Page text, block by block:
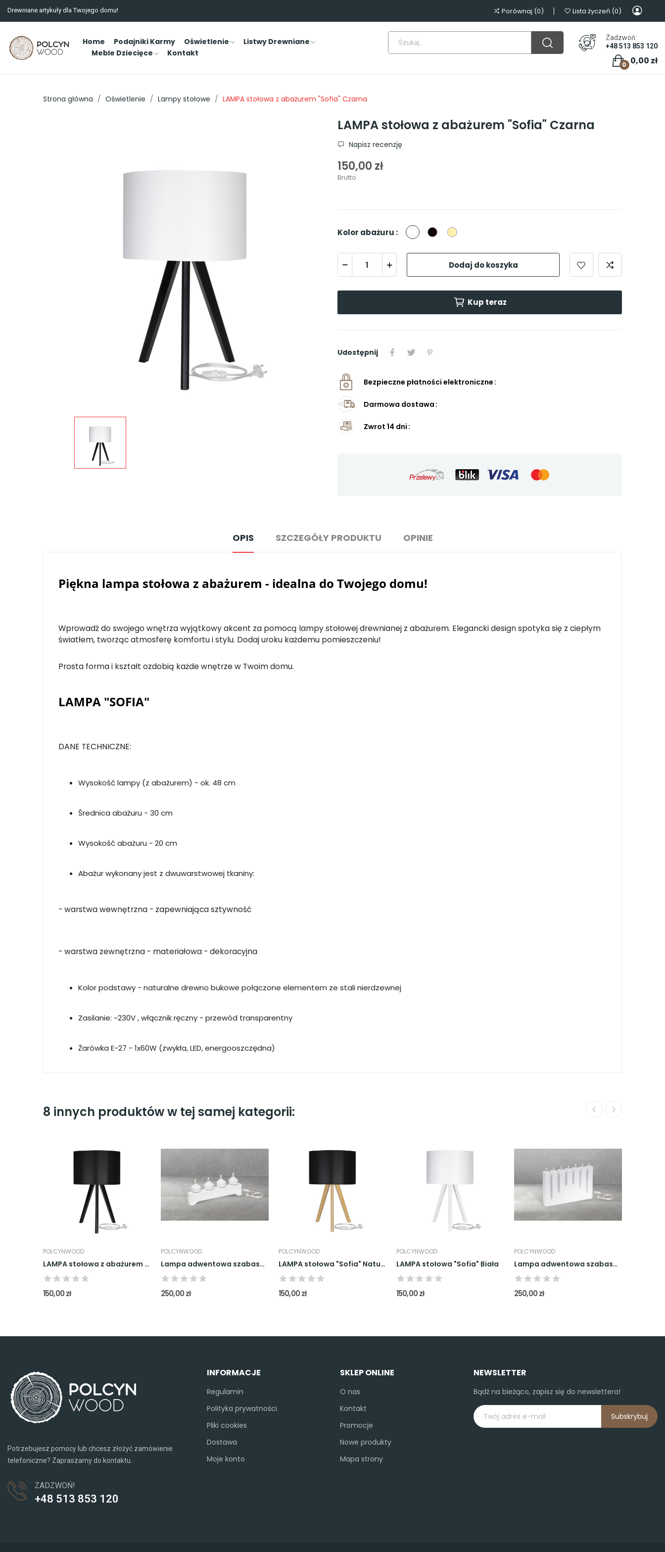
Drewniane artykuły dla Twojego domu! Porównaj 0 Lista życzeń 0
Home Podajniki Karmy Oświetlenie
Listwy Drewniane
Meble Dziecięce
Kontakt
Zadzwoń:
+48 513 853 120
0,00 zł
0
Strona główna Oświetlenie Lampy stołowe LAMPA stołowa z abażurem "Sofia" Czarna
LAMPA stołowa z abażurem "Sofia" Czarna
Napisz recenzję
150,00 zł
Brutto
Kolor abażuru : Biały CzarnyBeżowy
Dodaj do koszyka
Kup teraz
Udostępnij
Bezpieczne płatności elektroniczne
Darmowa dostawa
Zwrot 14 dni
OPIS SZCZEGÓŁY PRODUKTU OPINIE
Piękna lampa stołowa z abażurem - idealna do Twojego domu!
Wprowadź do swojego wnętrza wyjątkowy akcent za pomocą lampy stołowej drewnianej z abażurem. Elegancki design spotyka się z ciepłym
światłem, tworząc atmosferę komfortu i stylu. Dodaj uroku każdemu pomieszczeniu!
Prosta forma i kształt ozdobią każde wnętrze w Twoim domu.
LAMPA "SOFIA"
DANE TECHNICZNE:
Wysokość lampy (z abażurem) - ok. 48 cm
Średnica abażuru - 30 cm
Wysokość abażuru - 20 cm
Abażur wykonany jest z dwuwarstwowej tkaniny:
- warstwa wewnętrzna - zapewniająca sztywność
- warstwa zewnętrzna - materiałowa - dekoracyjna
Kolor podstawy - naturalne drewno bukowe połączone elementem ze stali nierdzewnej
Zasilanie: ~230V , włącznik ręczny - przewód transparentny
Żarówka E-27 - 1x60W (zwykła, LED, energooszczędna)
8 innych produktów w tej samej kategorii:
POLCYNWOOD
LAMPA stołowa z abażurem "Sofia" Czarna
150,00 zł
POLCYNWOOD
Lampa adwentowa szabasowa świecznik świąteczny...
250,00 zł
POLCYNWOOD
LAMPA stołowa "Sofia" Natura
150,00 zł
POLCYNWOOD
LAMPA stołowa "Sofia" Biała
150,00 zł
POLCYNWOOD
Lampa adwentowa szabasowa świecznik świąteczny...
250,00 zł
Potrzebujesz pomocy lub chcesz złożyć zamówienie
telefoniczne? Zapraszamy do kontaktu.
ZADZWOŃ!
+48 513 853 120
INFORMACJE
Regulamin
Polityka prywatności
Pliki cookies
Dostawa
Moje konto
SKLEP ONLINE
O nas
Kontakt
Promocje
Nowe produkty
Mapa strony
NEWSLETTER
Bądź na bieżąco, zapisz się do newslettera!
Subskrybuj